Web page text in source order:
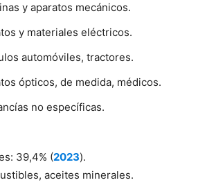
y aparatos mecánicos.
y materiales eléctricos.
automóviles, tractores.
ópticos, de medida, médicos.
no específicas.
39,4% (2023).
aceites minerales.